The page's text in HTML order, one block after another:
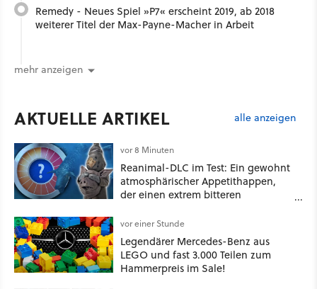
Remedy - Neues Spiel »P7« erscheint 2019, ab 2018
weiterer Titel der Max-Payne-Macher in Arbeit
mehr anzeigen
AKTUELLE ARTIKEL alle anzeigen
vor 8 Minuten
Reanimal-DLC im Test: Ein gewohnt
atmosphärischer Appetithappen,
der einen extrem bitteren
vor einer Stunde
Legendärer Mercedes-Benz aus
LEGO und fast 3.000 Teilen zum
Hammerpreis im Sale!